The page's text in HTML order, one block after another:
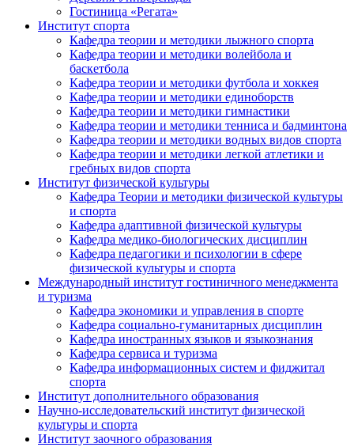
Гостиница «Регата»
Институт спорта
Кафедра теории и методики лыжного спорта
Кафедра теории и методики волейбола и
баскетбола
Кафедра теории и методики футбола и хоккея
Кафедра теории и методики единоборств
Кафедра теории и методики гимнастики
Кафедра теории и методики тенниса и бадминтона
Кафедра теории и методики водных видов спорта
Кафедра теории и методики легкой атлетики и
гребных видов спорта
Институт физической культуры
Кафедра Теории и методики физической культуры
и спорта
Кафедра адаптивной физической культуры
Кафедра медико-биологических дисциплин
Кафедра педагогики и психологии в сфере
физической культуры и спорта
Международный институт гостиничного менеджмента
и туризма
Кафедра экономики и управления в спорте
Кафедра социально-гуманитарных дисциплин
Кафедра иностранных языков и языкознания
Кафедра сервиса и туризма
Кафедра информационных систем и фиджитал
спорта
Институт дополнительного образования
Научно-исследовательский институт физической
культуры и спорта
Институт заочного образования